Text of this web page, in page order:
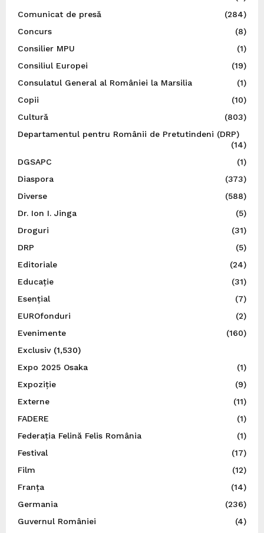
Comunicat de presă
(284)
Concurs
(8)
Consilier MPU
(1)
Consiliul Europei
(19)
Consulatul General al României la Marsilia
(1)
Copii
(10)
Cultură
(803)
Departamentul pentru Românii de Pretutindeni (DRP)
(14)
DGSAPC
(1)
Diaspora
(373)
Diverse
(588)
Dr. Ion I. Jinga
(5)
Droguri
(31)
DRP
(5)
Editoriale
(24)
Educație
(31)
Esențial
(7)
EUROfonduri
(2)
Evenimente
(160)
Exclusiv(1,530)
Expo 2025 Osaka
(1)
Expoziție
(9)
Externe
(11)
FADERE
(1)
Federația Felină Felis România
(1)
Festival
(17)
Film
(12)
Franța
(14)
Germania
(236)
Guvernul României
(4)